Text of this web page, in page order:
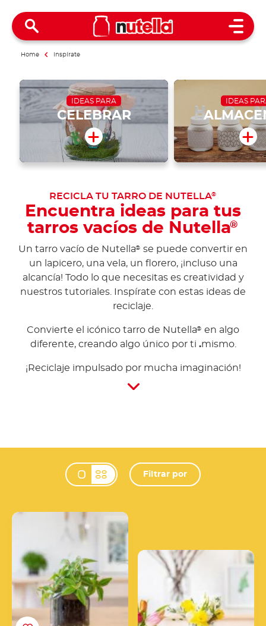
Open
Home Inspírate
IDEAS PARA
CELEBRAR
IDEAS
RECICLA TU TARRO DE NUTELLA®
Encuentra ideas para tus
tarros vacíos de Nutella®
Un tarro vacío de Nutella® se puede convertir en
un lapicero, una vela, un florero, ¡incluso una
alcancía! Todo lo que necesitas es creatividad y
nuestros tutoriales. Inspírate con estas ideas de
reciclaje.
Convierte el icónico tarro de Nutella® en algo
diferente, creando algo único por ti .mismo.
¡Reciclaje impulsado por mucha imaginación!
Change view
Filtrar por
Haz una maceta con un
tarro vacío de Nutella®
Cómo hacer un florero
de barro con un tarro de
Nutella®